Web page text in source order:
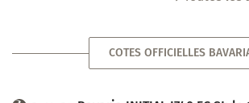
COTES OFFICIELLES